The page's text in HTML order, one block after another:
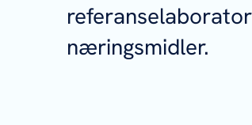
næringsmidler.